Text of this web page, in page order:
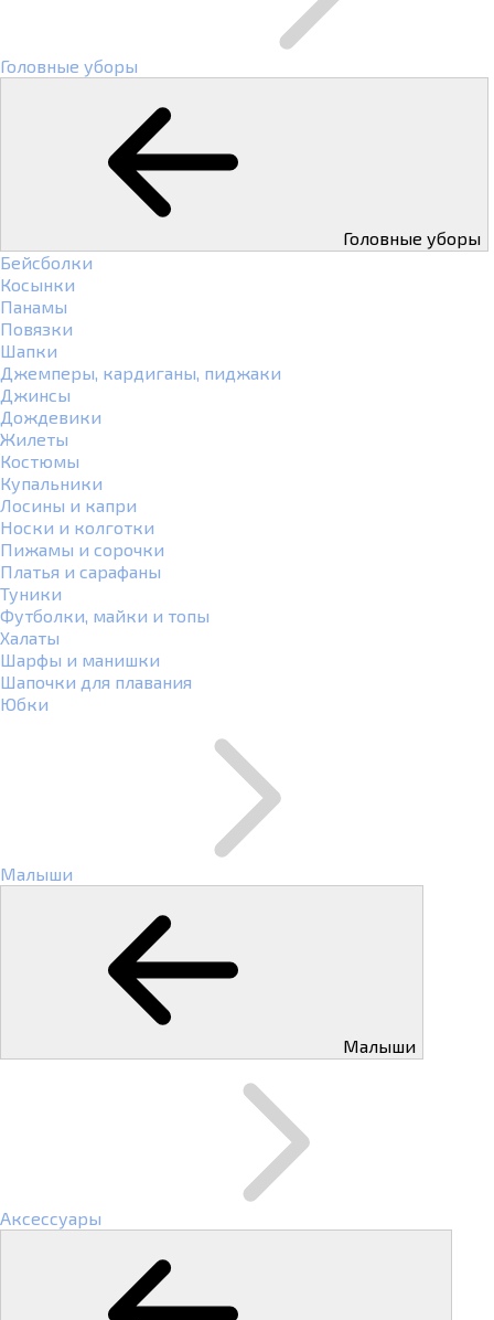
Головные уборы
Головные уборы
Бейсболки
Косынки
Панамы
Повязки
Шапки
Джемперы, кардиганы, пиджаки
Джинсы
Дождевики
Жилеты
Костюмы
Купальники
Лосины и капри
Носки и колготки
Пижамы и сорочки
Платья и сарафаны
Туники
Футболки, майки и топы
Халаты
Шарфы и манишки
Шапочки для плавания
Юбки
Малыши
Малыши
Аксессуары